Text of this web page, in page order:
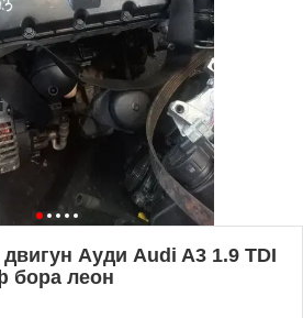
Ауди Audi A3 1.9 TDI
бора леон